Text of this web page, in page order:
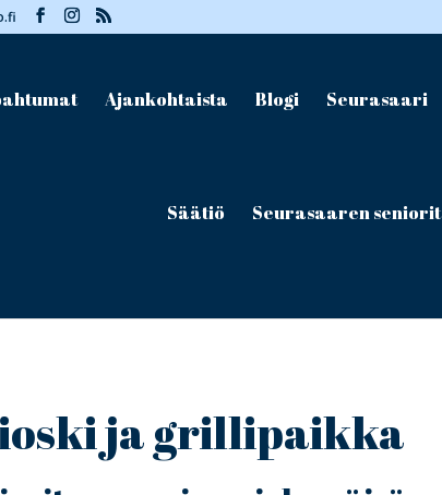
Ajankohtaista Blogi Seurasaari
Säätiö Seurasaaren seniorit
ja grillipaikka